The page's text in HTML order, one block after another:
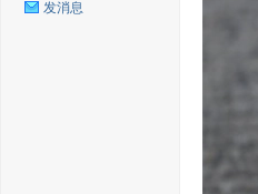
发消息